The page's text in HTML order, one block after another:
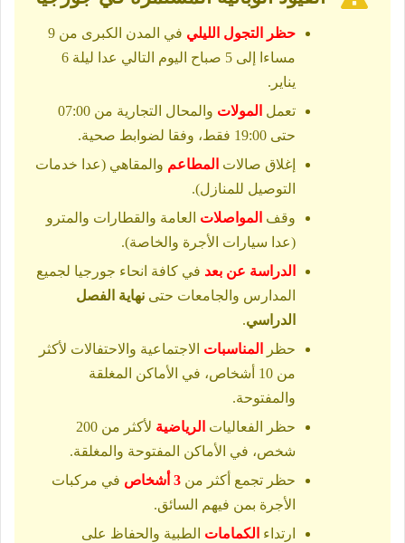
حظر التجول الليلي
في المدن الكبرى من 9
مساءا إلى 5 صباح اليوم التالي عدا ليلة 6
يناير.
تعمل المولات
والمحال التجارية من 07:00
حتى 19:00 فقط، وفقا لضوابط صحية.
إغلاق صالات المطاعم والمقاهي (عدا خدمات
التوصيل للمنازل).
وقف المواصلات العامة والقطارات والمترو
(عدا سيارات الأجرة والخاصة).
الدراسة عن بعد في كافة انحاء جورجيا لجميع
المدارس والجامعات حتى نهاية الفصل
الدراسي.
حظر
المناسبات الاجتماعية والاحتفالات لأكثر
من 10 أشخاص، في الأماكن المغلقة
والمفتوحة.
حظر الفعاليات الرياضية
لأكثر من 200
شخص، في الأماكن المفتوحة والمغلقة.
حظر تجمع أكثر من 3 أشخاص
في مركبات
الأجرة بمن فيهم السائق.
ارتداء الكمامات الطبية والحفاظ على